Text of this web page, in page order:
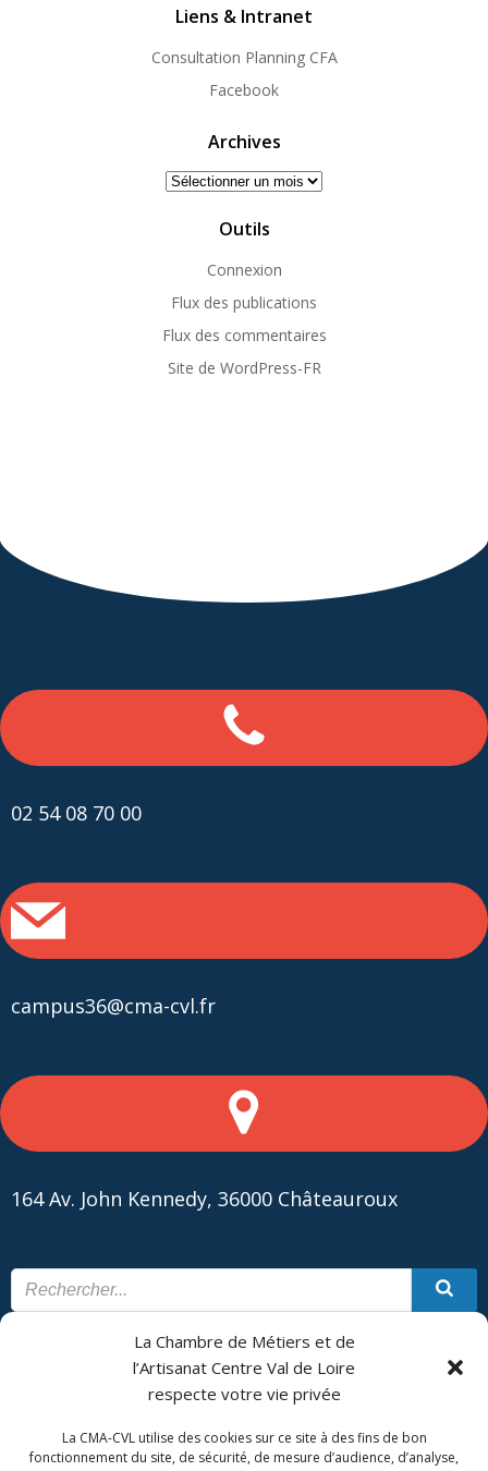
La Chambre de Métiers et de
l’Artisanat Centre Val de Loire
respecte votre vie privée
La CMA-CVL utilise des cookies sur ce site à des fins de bon
fonctionnement du site, de sécurité, de mesure d’audience, d’analyse,
Liens & Intranet
Consultation Planning CFA
Facebook
Archives
Archives
Outils
Connexion
Flux des publications
Flux des commentaires
Site de WordPress-FR
02 54 08 70 00
campus36@cma-cvl.fr
164 Av. John Kennedy, 36000 Châteauroux
CONTACT PLAN DU SITE
CMA Formation - Châteauroux est géré par la Chambre de
Métiers et de l'Artisanat Centre Val de Loire.